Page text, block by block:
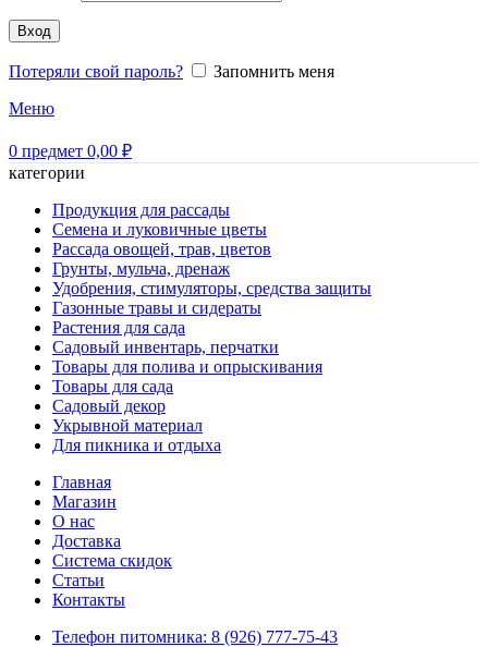
Вход
Потеряли свой пароль?
Запомнить меня
Меню
0 предмет 0,00 ₽
категории
Продукция для рассады
Семена и луковичные цветы
Рассада овощей, трав, цветов
Грунты, мульча, дренаж
Удобрения, стимуляторы, средства защиты
Газонные травы и сидераты
Растения для сада
Садовый инвентарь, перчатки
Товары для полива и опрыскивания
Товары для сада
Садовый декор
Укрывной материал
Для пикника и отдыха
Главная
Магазин
О нас
Доставка
Система скидок
Статьи
Контакты
Телефон питомника: 8 (926) 777-75-43